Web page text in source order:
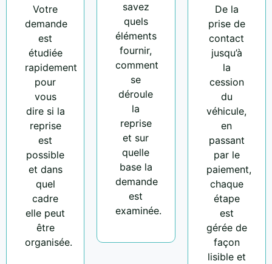
Votre
demande
est
étudiée
rapidement
pour
vous
dire si la
reprise
est
possible
et dans
quel
cadre
elle peut
être
organisée.
savez
quels
éléments
fournir,
comment
se
déroule
la
reprise
et sur
quelle
base la
demande
est
examinée.
De la
prise de
contact
jusqu’à
la
cession
du
véhicule,
en
passant
par le
paiement,
chaque
étape
est
gérée de
façon
lisible et